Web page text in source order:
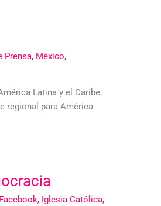
Prensa, México,
Latina y el Caribe.
regional para América
Facebook, Iglesia Católica,